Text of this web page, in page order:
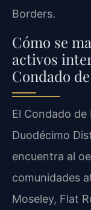
Borders.
Cómo se
activos
Condado
El Condado
Duodécimo
encuentra al
comunidades
Moseley, Flat